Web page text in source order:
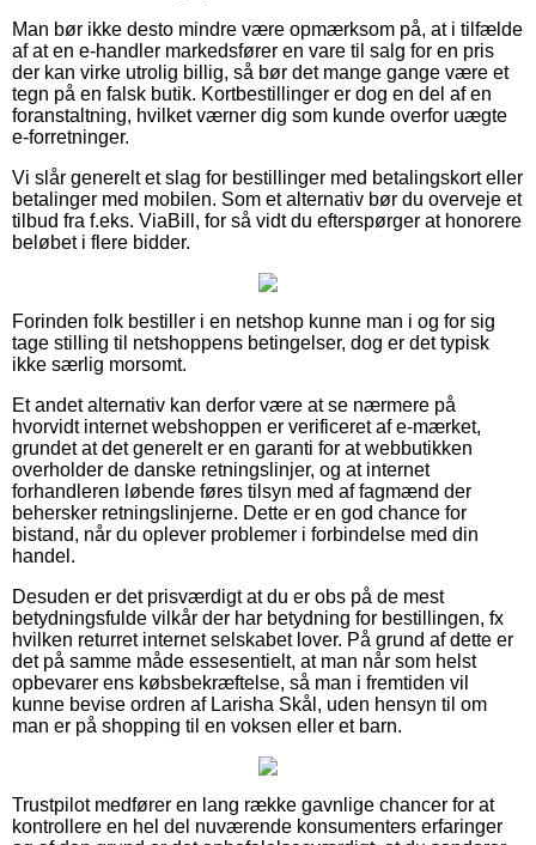
Man bør ikke desto mindre være opmærksom på, at i tilfælde
af at en e-handler markedsfører en vare til salg for en pris
der kan virke utrolig billig, så bør det mange gange være et
tegn på en falsk butik. Kortbestillinger er dog en del af en
foranstaltning, hvilket værner dig som kunde overfor uægte
e-forretninger.
Vi slår generelt et slag for bestillinger med betalingskort eller
betalinger med mobilen. Som et alternativ bør du overveje et
tilbud fra f.eks. ViaBill, for så vidt du efterspørger at honorere
beløbet i flere bidder.
Forinden folk bestiller i en netshop kunne man i og for sig
tage stilling til netshoppens betingelser, dog er det typisk
ikke særlig morsomt.
Et andet alternativ kan derfor være at se nærmere på
hvorvidt internet webshoppen er verificeret af e-mærket,
grundet at det generelt er en garanti for at webbutikken
overholder de danske retningslinjer, og at internet
forhandleren løbende føres tilsyn med af fagmænd der
behersker retningslinjerne. Dette er en god chance for
bistand, når du oplever problemer i forbindelse med din
handel.
Desuden er det prisværdigt at du er obs på de mest
betydningsfulde vilkår der har betydning for bestillingen, fx
hvilken returret internet selskabet lover. På grund af dette er
det på samme måde essesentielt, at man når som helst
opbevarer ens købsbekræftelse, så man i fremtiden vil
kunne bevise ordren af Larisha Skål, uden hensyn til om
man er på shopping til en voksen eller et barn.
Trustpilot medfører en lang række gavnlige chancer for at
kontrollere en hel del nuværende konsumenters erfaringer